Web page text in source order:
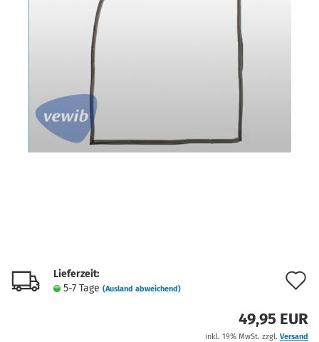
Lieferzeit:
5-7 Tage (Ausland abweichend)
49,95 EUR
inkl. 19% MwSt. zzgl. Versand